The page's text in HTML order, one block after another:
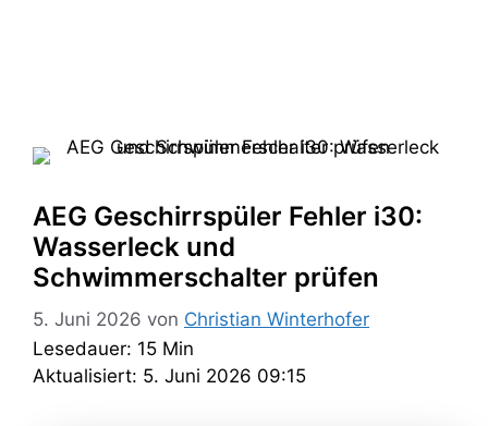
AEG Geschirrspüler Fehler i30:
Wasserleck und
Schwimmerschalter prüfen
5. Juni 2026 von Christian Winterhofer
Lesedauer: 15 Min
Aktualisiert: 5. Juni 2026 09:15